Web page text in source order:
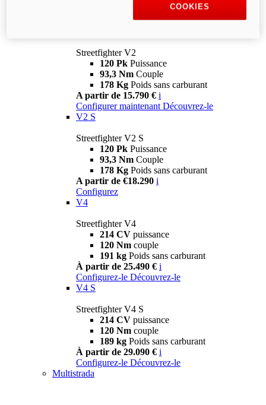
Streetfighter V2
120 Pk Puissance
93,3 Nm Couple
178 Kg Poids sans carburant
A partir de 15.790 € i
Configurer maintenant Découvrez-le
V2 S
Streetfighter V2 S
120 Pk Puissance
93,3 Nm Couple
178 Kg Poids sans carburant
A partir de €18.290 i
Configurez
V4
Streetfighter V4
214 CV puissance
120 Nm couple
191 kg Poids sans carburant
À partir de 25.490 € i
Configurez-le Découvrez-le
V4 S
Streetfighter V4 S
214 CV puissance
120 Nm couple
189 kg Poids sans carburant
À partir de 29.090 € i
Configurez-le Découvrez-le
Multistrada
COOKIES